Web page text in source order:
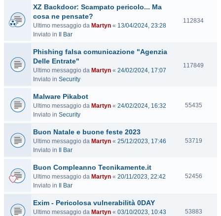
e
XZ Backdoor: Scampato pericolo... Ma
cosa ne pensate?
Ultimo messaggio da Martyn « 13/04/2024, 23:28
Inviato in
Il Bar
112834V
Phishing falsa comunicazione "Agenzia
Delle Entrate"
Ultimo messaggio da Martyn « 24/02/2024, 17:07
Inviato in Security
117849
Malware Pikabot
Ultimo messaggio da Martyn « 24/02/2024, 16:32
Inviato in Security
55435V
t
Buon Natale e buone feste 2023
Ultimo messaggio da Martyn « 25/12/2023, 17:46
Inviato in
Il Bar
53719V
t
Buon Compleanno Tecnikamente.it
Ultimo messaggio da Martyn « 20/11/2023, 22:42
Inviato in
Il Bar
52456V
t
Exim - Pericolosa vulnerabilità 0DAY
Ultimo messaggio da Martyn « 03/10/2023, 10:43
53883V